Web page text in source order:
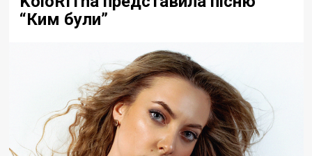
“Ким були”